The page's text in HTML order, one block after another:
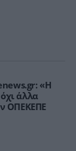
«Η
άλλα
ΟΠΕΚΕΠΕ